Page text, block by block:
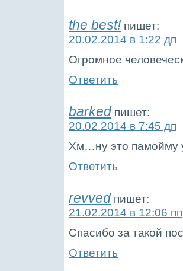
the best! пишет:
20.02.2014 в 1:22 дп
Огромное
Ответить
barked пишет:
20.02.2014 в 7:45 дп
Хм…ну это памойму
Ответить
revved пишет:
21.02.2014 в 12:06 пп
Спасибо за такой
Ответить